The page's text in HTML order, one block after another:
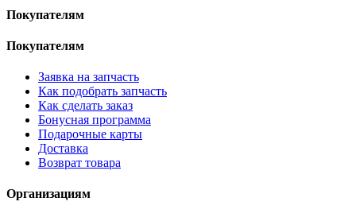
Покупателям
Покупателям
Заявка на запчасть
Как подобрать запчасть
Как сделать заказ
Бонусная программа
Подарочные карты
Доставка
Возврат товара
Организациям